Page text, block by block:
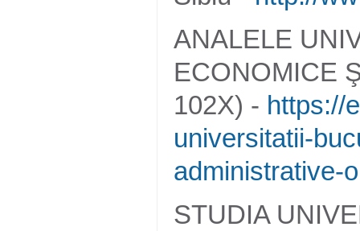
ANALELE
ECONOMICE
102X) - https://
universitatii-
administrative-
STUDIA